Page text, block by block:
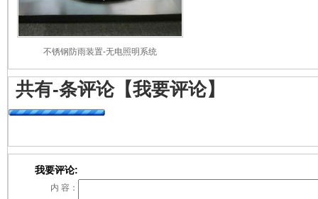
不锈钢防雨装置-无电照明系统
共有-条评论【我要评论】
我要评论:
内 容：